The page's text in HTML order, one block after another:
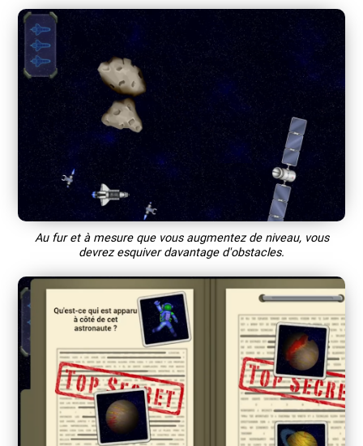
Au fur et à mesure que vous augmentez de niveau, vous
devrez esquiver davantage d'obstacles.